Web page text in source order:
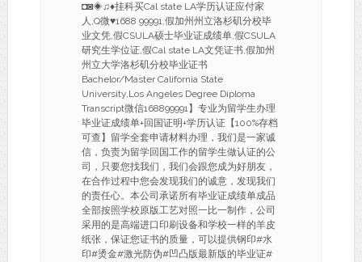
◘◙◈♫♦挂科买Cal state LA学历认证应付家
人,Q微♥1688 99991,假加州州立洛杉矶分校毕
业文凭,假CSULA硕士毕业证成绩单,假CSULA
研究生学位证,假Cal state LA文凭证书,假加州
州立大学洛杉矶分校毕业证书
Bachelor/Master California State
University,Los Angeles Degree Diploma
Transcript微信168899991】专业为留学生办理
毕业证成绩单+回国证明+学历认证【100%存档
可查】留学全套申请材料办理，我们是一家诚
信，负责为留学回国工作的留学生做认证的公
司，只要您找我们，我们会跟您成为好朋友，
在合作过程中您会发现我们的诚意，发现我们
的责任心。本公司承诺所有毕业证成绩单成品
全部按照学校原版工艺对照一比一制作，公司
采用的是高端进口印刷设备和学校一样的羊皮
纸张，保证您证书的质量，可以提供钢印#水
印#烫金#激光防伪#凹凸版最新版的毕业证#